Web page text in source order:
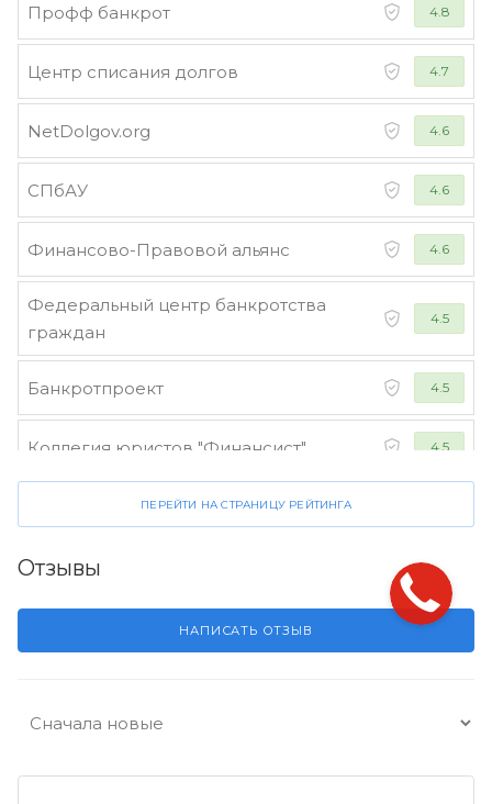
Профф банкрот 4.8
Центр списания долгов 4.7
NetDolgov.org 4.6
СПбАУ 4.6
Финансово-Правовой альянс 4.6
Федеральный центр банкротства
граждан
4.5
Банкротпроект 4.5
Коллегия юристов "Финансист" 4.5
ПЕРЕЙТИ НА СТРАНИЦУ РЕЙТИНГА
Отзывы
НАПИСАТЬ ОТЗЫВ